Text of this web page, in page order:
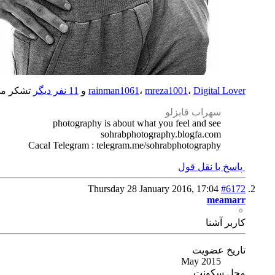
rainman1061 ، mreza1001 ، Digital Lover و 11 نفر دیگر تشکر
سهراب قابزلو
photography is about what you feel and see
sohrabphotography.blogfa.com
Cacal Telegram : telegram.me/sohrabphotography
پاسخ با نقل قول
Thursday 28 January 2016, 17:04 #6172
meamarr
كاربر آشنا
تاریخ عضویت
May 2015
محل سکونت